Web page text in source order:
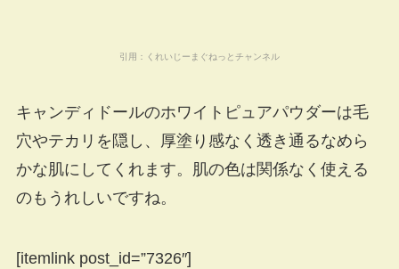
引用： くれいじーまぐねっとチャンネル
キャンディドールのホワイトピュアパウダーは毛
穴やテカリを隠し、厚塗り感なく透き通るなめら
かな肌にしてくれます。肌の色は関係なく使える
のもうれしいですね。
[itemlink post_id=”7326″]